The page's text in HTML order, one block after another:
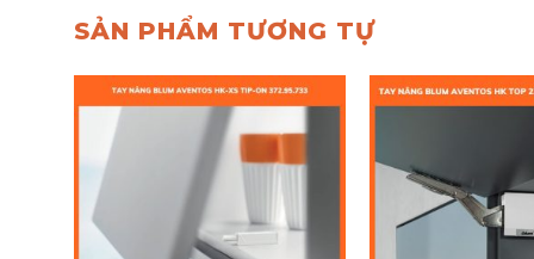
SẢN PHẨM TƯƠNG TỰ